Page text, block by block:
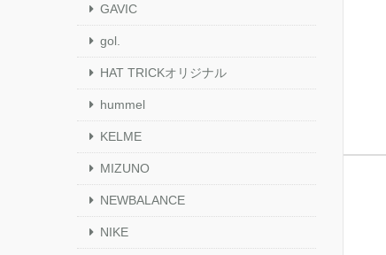
GAVIC
gol.
HAT TRICKオリジナル
hummel
KELME
MIZUNO
NEWBALANCE
NIKE